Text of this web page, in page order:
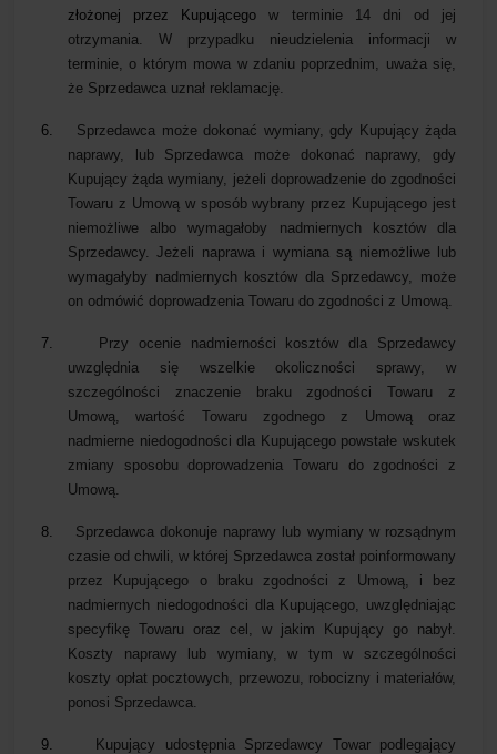
złożonej przez Kupującegow terminie 14 dni od jej
otrzymania. W przypadku nieudzielenia informacji w
terminie, o którym mowa w zdaniu poprzednim, uważa się,
że Sprzedawca uznał reklamację.
6.
Sprzedawca może dokonać wymiany, gdy Kupujący żąda
naprawy, lub Sprzedawca może dokonać naprawy, gdy
Kupujący żąda wymiany, jeżeli doprowadzenie do zgodności
Towaru z Umową w sposób wybrany przez Kupującego jest
niemożliwe albo wymagałoby nadmiernych kosztów dla
Sprzedawcy. Jeżeli naprawa i wymiana są niemożliwe lub
wymagałyby nadmiernych kosztów dla Sprzedawcy, może
on odmówić doprowadzenia Towaru do zgodności z Umową.
7.
Przy ocenie nadmierności kosztów dla Sprzedawcy
uwzględnia się wszelkie okoliczności sprawy, w
szczególności znaczenie braku zgodności Towaru z
Umową, wartość Towaru zgodnego z Umową oraz
nadmierne niedogodności dla Kupującego powstałe wskutek
zmiany sposobu doprowadzenia Towaru do zgodności z
Umową.
8.
Sprzedawca dokonuje naprawy lub wymiany w rozsądnym
czasie od chwili, w której Sprzedawca został poinformowany
przez Kupującego o braku zgodności z Umową, i bez
nadmiernych niedogodności dla Kupującego, uwzględniając
specyfikę Towaru oraz cel, w jakim Kupujący go nabył.
Koszty naprawy lub wymiany, w tym w szczególności
koszty opłat pocztowych, przewozu, robocizny i materiałów,
ponosi Sprzedawca.
9.
Kupujący udostępnia Sprzedawcy Towar podlegający